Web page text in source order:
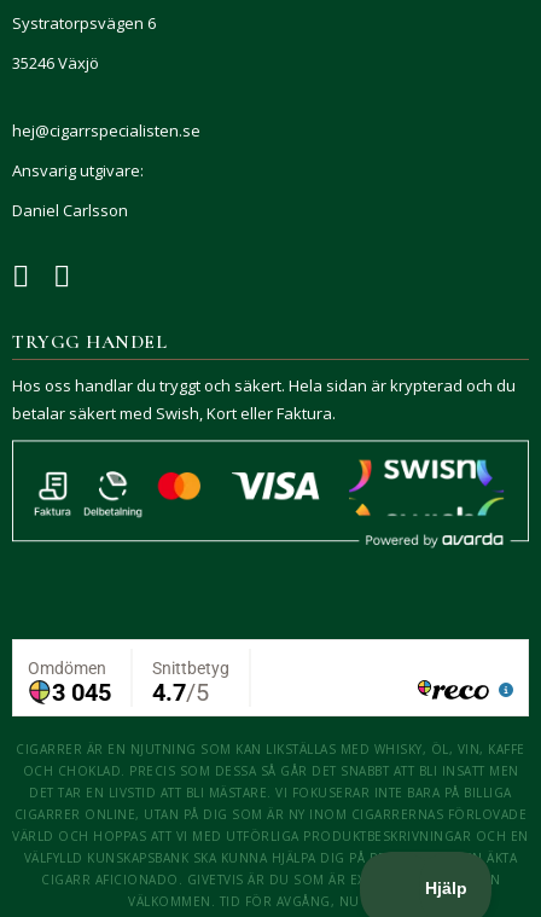
Systratorpsvägen 6
35246 Växjö
hej@cigarrspecialisten.se
Ansvarig utgivare:
Daniel Carlsson
TRYGG HANDEL
Hos oss handlar du tryggt och säkert. Hela sidan är krypterad och du
betalar säkert med Swish, Kort eller Faktura.
CIGARRER ÄR EN NJUTNING SOM KAN LIKSTÄLLAS MED WHISKY, ÖL, VIN, KAFFE
OCH CHOKLAD. PRECIS SOM DESSA SÅ GÅR DET SNABBT ATT BLI INSATT MEN
DET TAR EN LIVSTID ATT BLI MÄSTARE. VI FOKUSERAR INTE BARA PÅ BILLIGA
CIGARRER ONLINE, UTAN PÅ DIG SOM ÄR NY INOM CIGARRERNAS FÖRLOVADE
VÄRLD OCH HOPPAS ATT VI MED UTFÖRLIGA PRODUKTBESKRIVNINGAR OCH EN
VÄLFYLLD KUNSKAPSBANK SKA KUNNA HJÄLPA DIG PÅ RESAN ATT BLI EN ÄKTA
CIGARR AFICIONADO. GIVETVIS ÄR DU SOM ÄR EXPERT OCKSÅ MER ÄN
VÄLKOMMEN. TID FÖR AVGÅNG, NU KÖR VI!